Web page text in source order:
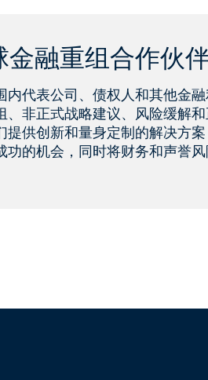
金融重组合作伙
内代表公司、债权人和其他金
、非正式战略建议、风险缓解
提供创新和量身定制的解决方
功的机会，同时将财务和声誉风